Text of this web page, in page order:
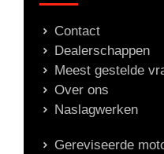
Contact
Dealerschappen
Meest gestelde
Over ons
Naslagwerken
Gereviseerde